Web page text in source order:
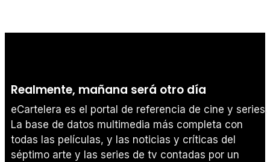
Realmente, mañana será otro día
eCartelera es el portal de referencia de cine y series.
La base de datos multimedia más completa con
todas las películas, y las noticias y críticas del
séptimo arte y las series de tv contadas por un